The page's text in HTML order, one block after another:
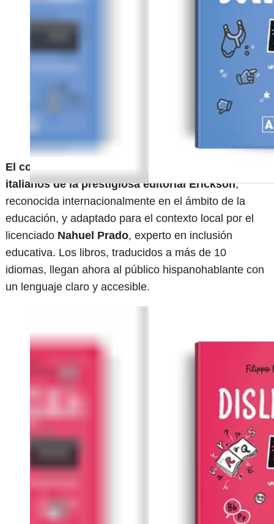
El contenido fue desarrollado por especialistas
italianos de la prestigiosa editorial Erickson,
reconocida internacionalmente en el ámbito de la
educación, y adaptado para el contexto local por el
licenciado Nahuel Prado, experto en inclusión
educativa. Los libros, traducidos a más de 10
idiomas, llegan ahora al público hispanohablante con
un lenguaje claro y accesible.